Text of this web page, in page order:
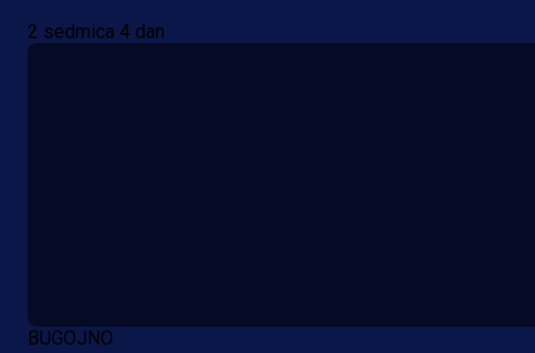
2 sedmica 4 dan
BUGOJNO